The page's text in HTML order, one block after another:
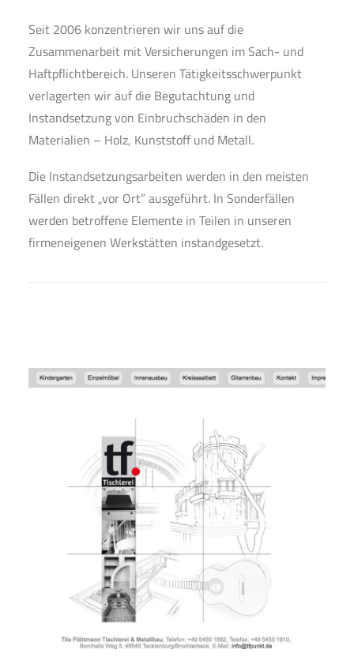
Seit 2006 konzentrieren wir uns auf die
Zusammenarbeit mit Versicherungen im Sach- und
Haftpflichtbereich. Unseren Tätigkeitsschwerpunkt
verlagerten wir auf die Begutachtung und
Instandsetzung von Einbruchschäden in den
Materialien – Holz, Kunststoff und Metall.
Die Instandsetzungsarbeiten werden in den meisten
Fällen direkt „vor Ort” ausgeführt. In Sonderfällen
werden betroffene Elemente in Teilen in unseren
firmeneigenen Werkstätten instandgesetzt.